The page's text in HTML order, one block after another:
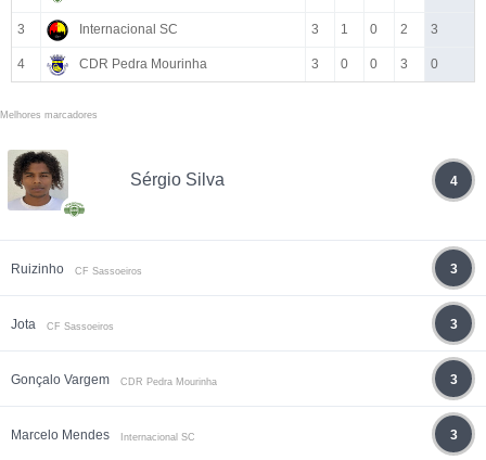
3 Internacional SC 3 1 0 2 3
4 CDR Pedra Mourinha 3 0 0 3 0
Melhores marcadores
Sérgio Silva 4
Ruizinho CF Sassoeiros 3
Jota CF Sassoeiros 3
Gonçalo Vargem CDR Pedra Mourinha 3
Marcelo Mendes Internacional SC 3